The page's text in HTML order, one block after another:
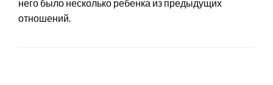
него было несколько ребенка из предыдущих
отношений.